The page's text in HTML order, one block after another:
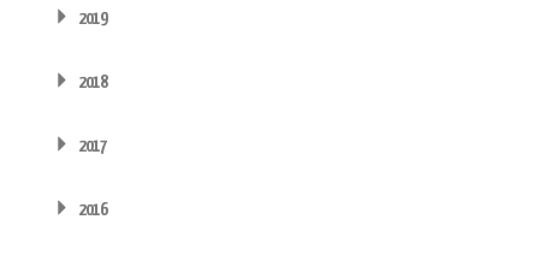
2019
2018
2017
2016